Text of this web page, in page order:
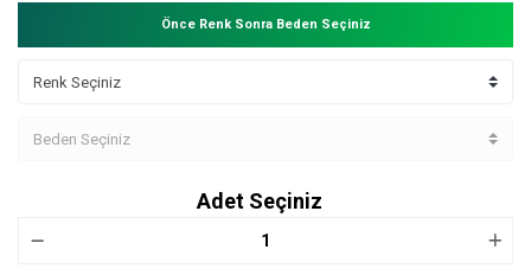
Önce Renk Sonra Beden Seçiniz
Adet Seçiniz